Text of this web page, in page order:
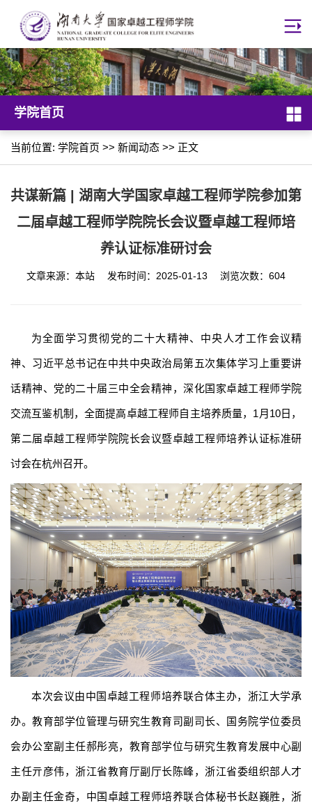
学院首页
当前位置: 学院首页 >> 新闻动态 >> 正文
共谋新篇 | 湖南大学国家卓越工程师学院参加第
二届卓越工程师学院院长会议暨卓越工程师培
养认证标准研讨会
文章来源：本站 发布时间：2025-01-13 浏览次数： 604
为全面学习贯彻党的二十大精神、中央人才工作会议精
神、习近平总书记在中共中央政治局第五次集体学习上重要讲
话精神、党的二十届三中全会精神，深化国家卓越工程师学院
交流互鉴机制，全面提高卓越工程师自主培养质量，1月10日，
第二届卓越工程师学院院长会议暨卓越工程师培养认证标准研
讨会在杭州召开。
本次会议由中国卓越工程师培养联合体主办，浙江大学承
办。教育部学位管理与研究生教育司副司长、国务院学位委员
会办公室副主任郝彤亮，教育部学位与研究生教育发展中心副
主任亓彦伟，浙江省教育厅副厅长陈峰，浙江省委组织部人才
办副主任金奇，中国卓越工程师培养联合体秘书长赵巍胜，浙